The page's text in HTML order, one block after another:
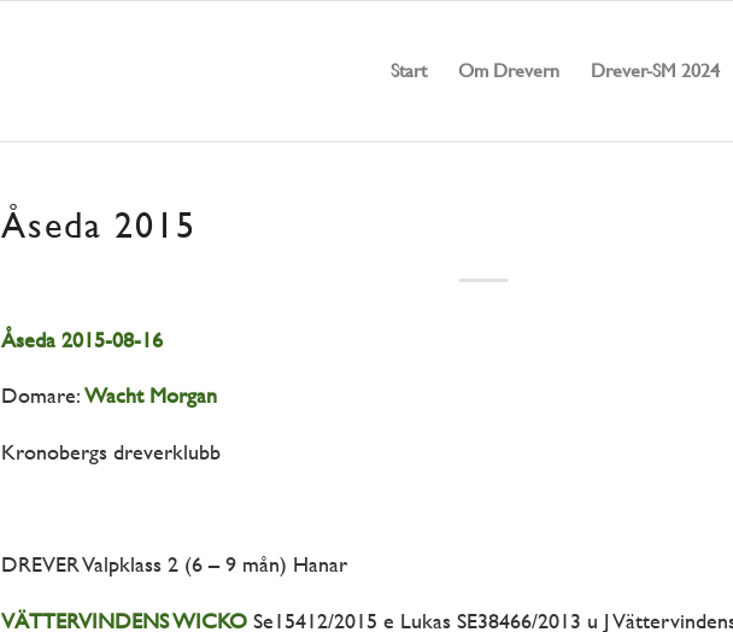
Start Om Drevern Drever-SM 2024
Åseda 2015
Åseda 2015-08-16
Domare:Wacht Morgan
Kronobergs dreverklubb
DREVER Valpklass 2 (6 – 9 mån) Hanar
VÄTTERVINDENS WICKO Se15412/2015 e Lukas SE38466/2013 u J